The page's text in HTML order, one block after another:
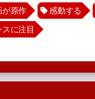
原作
感動する
に注目